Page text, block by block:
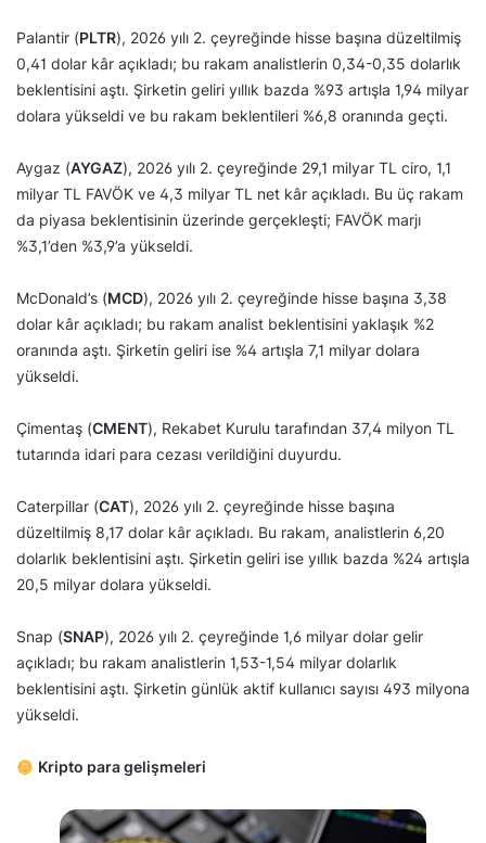
Palantir (PLTR), 2026 yılı 2. çeyreğinde hisse başına düzeltilmiş
0,41 dolar kâr açıkladı; bu rakam analistlerin 0,34-0,35 dolarlık
beklentisini aştı. Şirketin geliri yıllık bazda %93 artışla 1,94 milyar
dolara yükseldi ve bu rakam beklentileri %6,8 oranında geçti.
Aygaz (AYGAZ), 2026 yılı 2. çeyreğinde 29,1 milyar TL ciro, 1,1
milyar TL FAVÖK ve 4,3 milyar TL net kâr açıkladı. Bu üç rakam
da piyasa beklentisinin üzerinde gerçekleşti; FAVÖK marjı
%3,1’den %3,9’a yükseldi.
McDonald’s (MCD), 2026 yılı 2. çeyreğinde hisse başına 3,38
dolar kâr açıkladı; bu rakam analist beklentisini yaklaşık %2
oranında aştı. Şirketin geliri ise %4 artışla 7,1 milyar dolara
yükseldi.
Çimentaş (CMENT), Rekabet Kurulu tarafından 37,4 milyon TL
tutarında idari para cezası verildiğini duyurdu.
Caterpillar (CAT), 2026 yılı 2. çeyreğinde hisse başına
düzeltilmiş 8,17 dolar kâr açıkladı. Bu rakam, analistlerin 6,20
dolarlık beklentisini aştı. Şirketin geliri ise yıllık bazda %24 artışla
20,5 milyar dolara yükseldi.
Snap (SNAP), 2026 yılı 2. çeyreğinde 1,6 milyar dolar gelir
açıkladı; bu rakam analistlerin 1,53-1,54 milyar dolarlık
beklentisini aştı. Şirketin günlük aktif kullanıcı sayısı 493 milyona
yükseldi.
Kripto para gelişmeleri